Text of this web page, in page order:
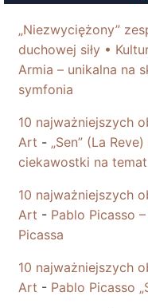
„Niezwyciężony”
duchowej siły •
Armia – unikalna na
symfonia
10 najważniejszych
Art - „Sen” (La
ciekawostki na
10 najważniejszych
Art - Pablo Picasso
Picassa
10 najważniejszych
Art - Pablo Picasso